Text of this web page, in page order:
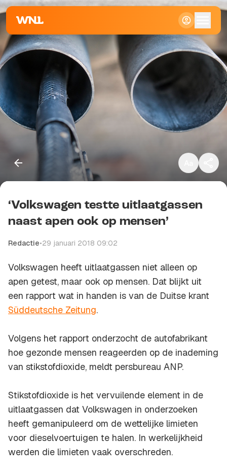
Klein
Standaard
Kopieer link
‘Volkswagen testte uitlaatgassen
naast apen ook op mensen’
Redactie•29 januari 2018 09:02
Volkswagen heeft uitlaatgassen niet alleen op
apen getest, maar ook op mensen. Dat blijkt uit
een rapport wat in handen is van de Duitse krant
Süddeutsche Zeitung.
Volgens het rapport onderzocht de autofabrikant
hoe gezonde mensen reageerden op de inademing
van stikstofdioxide, meldt persbureau ANP.
Stikstofdioxide is het vervuilende element in de
uitlaatgassen dat Volkswagen in onderzoeken
heeft gemanipuleerd om de wettelijke limieten
voor dieselvoertuigen te halen. In werkelijkheid
werden die limieten vaak overschreden.